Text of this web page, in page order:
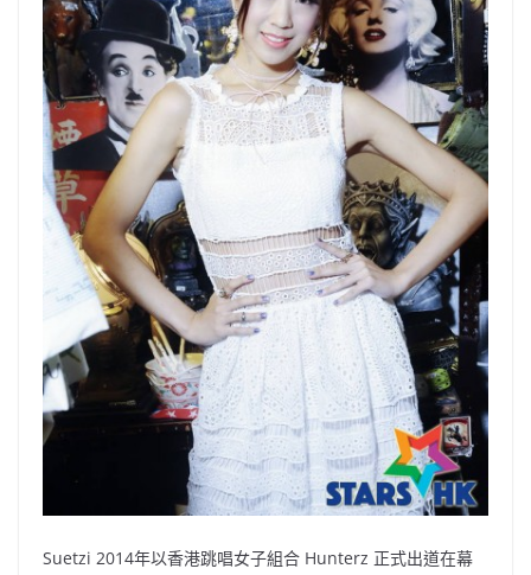
Suetzi 2014年以香港跳唱女子組合 Hunterz 正式出道在幕